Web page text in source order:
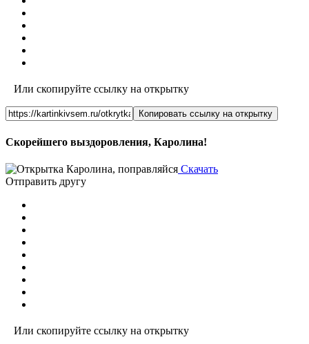
Или скопируйте ссылку на открытку
Копировать ссылку на открытку
Скорейшего выздоровления, Каролина!
Скачать
Отправить другу
Или скопируйте ссылку на открытку